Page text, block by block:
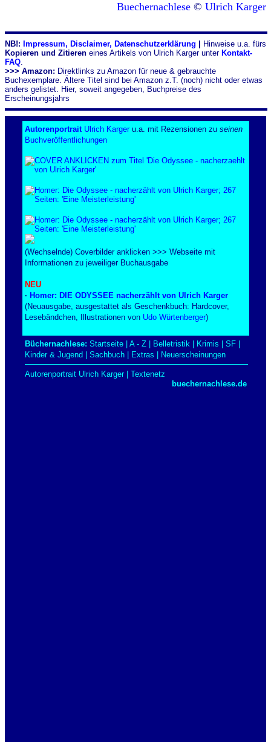
Buechernachlese © Ulrich Karger
NB!: Impressum, Disclaimer, Datenschutzerklärung
Hinweise u.a. fürs
Kopieren und Zitieren eines Artikels von Ulrich Karger unter Kontakt-
FAQ.
>>> Amazon: Direktlinks zu Amazon für neue & gebrauchte
Buchexemplare. Ältere Titel sind bei Amazon z.T. (noch) nicht oder etwas
anders gelistet. Hier, soweit angegeben, Buchpreise des
Erscheinungsjahrs